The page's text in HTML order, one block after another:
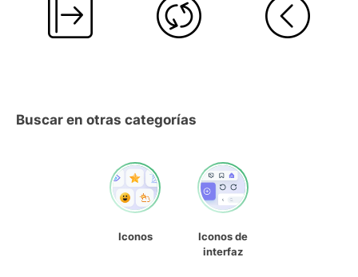
Buscar en otras categorías
Iconos
Iconos de
interfaz